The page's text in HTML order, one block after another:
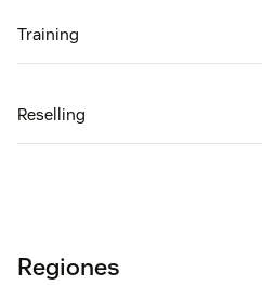
Training
Reselling
Regiones